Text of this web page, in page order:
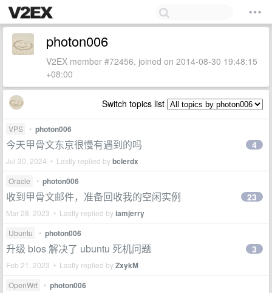
photon006
V2EX member #72456, joined on 2014-08-30 19:48:15
+08:00
Switch topics list
VPS • photon006
今天甲骨文东京很慢有遇到的吗
Jul 30, 2024 • Lastly replied bybclerdx
4
Oracle • photon006
收到甲骨文邮件，准备回收我的空闲实例
Mar 28, 2023 • Lastly replied byiamjerry
23
Ubuntu • photon006
升级 bios 解决了 ubuntu 死机问题
Feb 21, 2023 • Lastly replied byZxykM
3
OpenWrt • photon006